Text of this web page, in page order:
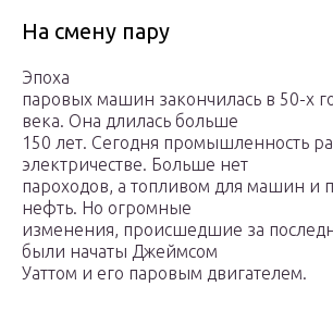
На смену пару
Эпоха
паровых машин закончилась в 50-х
века. Она длилась больше
150 лет. Сегодня промышленность
электричестве. Больше нет
пароходов, а топливом для машин и
нефть. Но огромные
изменения, происшедшие за
были начаты Джеймсом
Уаттом и его паровым двигателем.